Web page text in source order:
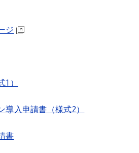
ジ
1）
導入申請書（様式2）
書